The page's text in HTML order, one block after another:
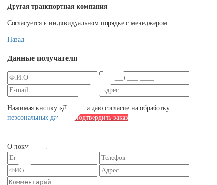
Другая транспортная компания
Согласуется в индивидуальном порядке с менеджером.
Назад
Данные получателя
Нажимая кнопку «Далее», я даю согласие на обработку
персональных данных
Подтвердить заказ
О покупателе